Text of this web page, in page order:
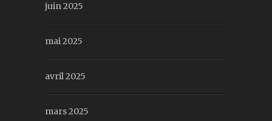
juin 2025
mai 2025
avril 2025
mars 2025